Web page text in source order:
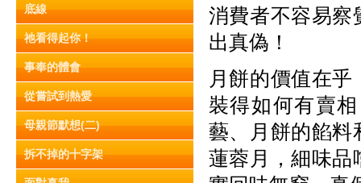
底線
祂看得起你！
事奉的體會
從嘗試到熱愛
母親節默想(二)
拆不掉的十字架
消費者不容易察
出真偽！
月餅的價值在
裝得如何有賣
藝、月餅的餡料
蓮蓉月，細味品